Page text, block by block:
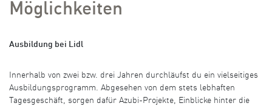
Möglichkeiten
Ausbildung bei Lidl
Innerhalb von zwei bzw. drei Jahren durchläufst du ein vielseitiges
Ausbildungsprogramm. Abgesehen von dem stets lebhaften
Tagesgeschäft, sorgen dafür Azubi-Projekte, Einblicke hinter die